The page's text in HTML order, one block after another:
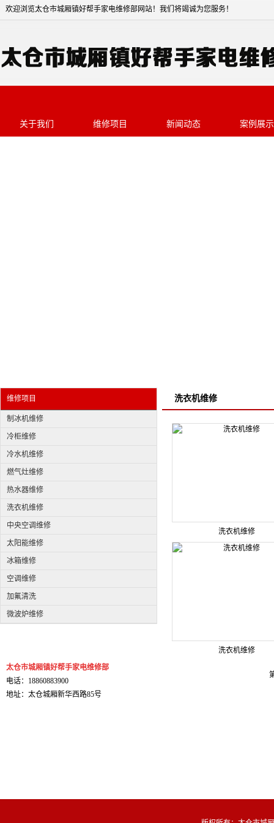
欢迎浏览太仓市城厢镇好帮手家电维修部网站
关于我们 维修项目 新闻动态 案例展示
维修项目
制冰机维修
冷柜维修
冷水机维修
燃气灶维修
热水器维修
洗衣机维修
中央空调维修
太阳能维修
冰箱维修
空调维修
加氟清洗
微波炉维修
太仓市城厢镇好帮手家电维修部
电话：18860883900
地址：太仓城厢新华西路85号
洗衣机维修
洗衣机维修
洗衣机维修